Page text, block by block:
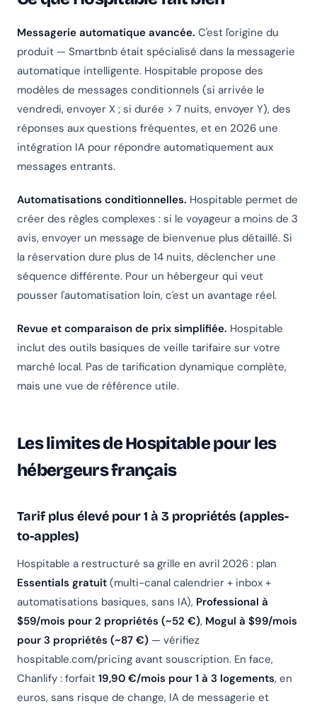
Messagerie automatique avancée. C'est l'origine du
produit — Smartbnb était spécialisé dans la messagerie
automatique intelligente. Hospitable propose des
modèles de messages conditionnels (si arrivée le
vendredi, envoyer X ; si durée > 7 nuits, envoyer Y), des
réponses aux questions fréquentes, et en 2026 une
intégration IA pour répondre automatiquement aux
messages entrants.
Automatisations conditionnelles. Hospitable permet de
créer des règles complexes : si le voyageur a moins de 3
avis, envoyer un message de bienvenue plus détaillé. Si
la réservation dure plus de 14 nuits, déclencher une
séquence différente. Pour un hébergeur qui veut
pousser l'automatisation loin, c'est un avantage réel.
Revue et comparaison de prix simplifiée. Hospitable
inclut des outils basiques de veille tarifaire sur votre
marché local. Pas de tarification dynamique complète,
mais une vue de référence utile.
Les limites de Hospitable pour les
hébergeurs français
Tarif plus élevé pour 1 à 3 propriétés (apples-
to-apples)
Hospitable a restructuré sa grille en avril 2026 : plan
Essentials gratuit (multi-canal calendrier + inbox +
automatisations basiques, sans IA), Professional à
$59/mois pour 2 propriétés (~52 €), Mogul à $99/mois
pour 3 propriétés (~87 €) — vérifiez
hospitable.com/pricing avant souscription. En face,
Chanlify : forfait 19,90 €/mois pour 1 à 3 logements, en
euros, sans risque de change, IA de messagerie et